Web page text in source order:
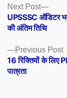
Posts
navigation
Previous Post
16 रिक्तियों के
पात्रता
Next Post
Next
post:
UPSSSC ऑडिटर
की अंतिम तिथि